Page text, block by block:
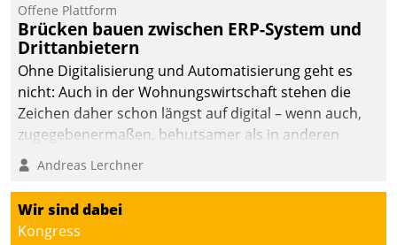
Offene Plattform
Brücken bauen zwischen ERP-System und
Drittanbietern
Ohne Digitalisierung und Automatisierung geht es
nicht: Auch in der Wohnungswirtschaft stehen die
Zeichen daher schon längst auf digital – wenn auch,
zugegebenermaßen, behutsamer als in anderen
Branchen.
Andreas Lerchner
Wir sind dabei
Kongress